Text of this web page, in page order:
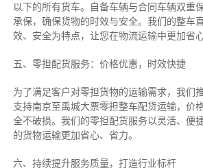
以下的所有货车。自备车辆与合同车辆双重
承保，确保货物的时效与安全。我们的整车
效、安全为特点，让您在物流运输中更加省心
五、零担配货服务：价格优惠，时效快捷
为了满足客户对零担货物的运输需求，我们
支持南京至禹城大票零担整车配货运输，价
全不破损。我们的零担配货服务以灵活、便
的货物运输更加省心、省力。
六、持续提升服务质量，打造行业标杆